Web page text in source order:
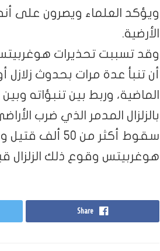
ويؤكد العلماء ويصرون على
الأرضية.
وقد تسببت تحذيرات
أن تنبأ عدة مرات بحدوث
الماضية، وربط بين تنبؤاته
سقوط أكثر
هوغربيتس وقوع ذلك الزلزال
Share